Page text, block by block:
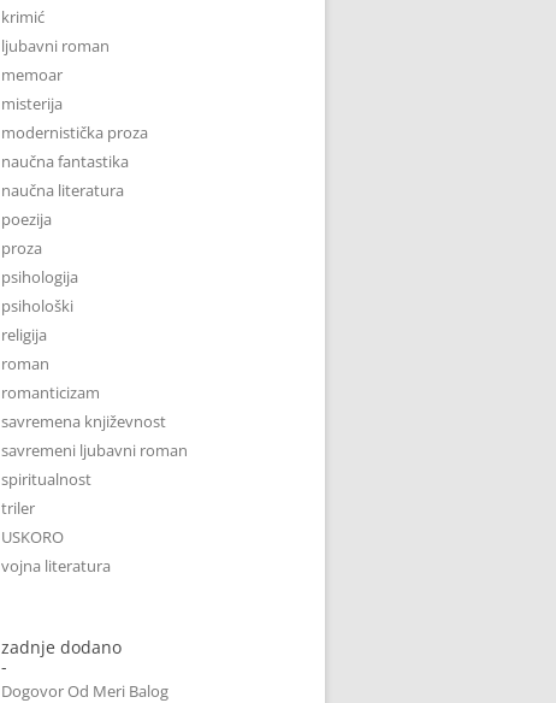
krimić
ljubavni roman
memoar
misterija
modernistička proza
naučna fantastika
naučna literatura
poezija
proza
psihologija
psihološki
religija
roman
romanticizam
savremena književnost
savremeni ljubavni roman
spiritualnost
triler
USKORO
vojna literatura
zadnje dodano
-
Dogovor Od Meri Balog